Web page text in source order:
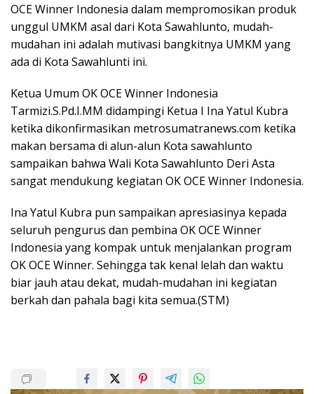
OCE Winner Indonesia dalam mempromosikan produk
unggul UMKM asal dari Kota Sawahlunto, mudah-
mudahan ini adalah mutivasi bangkitnya UMKM yang
ada di Kota Sawahlunti ini.
Ketua Umum OK OCE Winner Indonesia
Tarmizi.S.Pd.I.MM didampingi Ketua I Ina Yatul Kubra
ketika dikonfirmasikan metrosumatranews.com ketika
makan bersama di alun-alun Kota sawahlunto
sampaikan bahwa Wali Kota Sawahlunto Deri Asta
sangat mendukung kegiatan OK OCE Winner Indonesia.
Ina Yatul Kubra pun sampaikan apresiasinya kepada
seluruh pengurus dan pembina OK OCE Winner
Indonesia yang kompak untuk menjalankan program
OK OCE Winner. Sehingga tak kenal lelah dan waktu
biar jauh atau dekat, mudah-mudahan ini kegiatan
berkah dan pahala bagi kita semua.(STM)